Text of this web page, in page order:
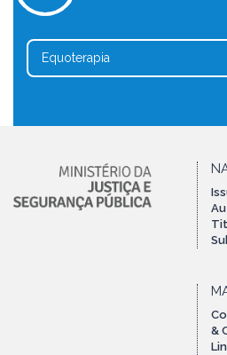
Equoterapia
&